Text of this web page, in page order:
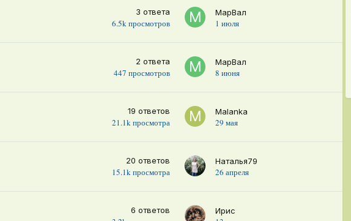
3 ответа
6.5kпросмотров
МарВал
1 июля
2 ответа
447 просмотров
МарВал
8 июня
19 ответов
21.1kпросмотра
Malanka
29 мая
20 ответов
15.1kпросмотра
Наталья79
26 апреля
6 ответов Ирис